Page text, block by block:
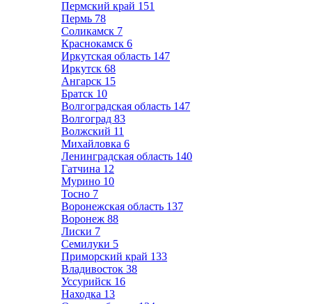
Пермский край 151
Пермь 78
Соликамск 7
Краснокамск 6
Иркутская область 147
Иркутск 68
Ангарск 15
Братск 10
Волгоградская область 147
Волгоград 83
Волжский 11
Михайловка 6
Ленинградская область 140
Гатчина 12
Мурино 10
Тосно 7
Воронежская область 137
Воронеж 88
Лиски 7
Семилуки 5
Приморский край 133
Владивосток 38
Уссурийск 16
Находка 13